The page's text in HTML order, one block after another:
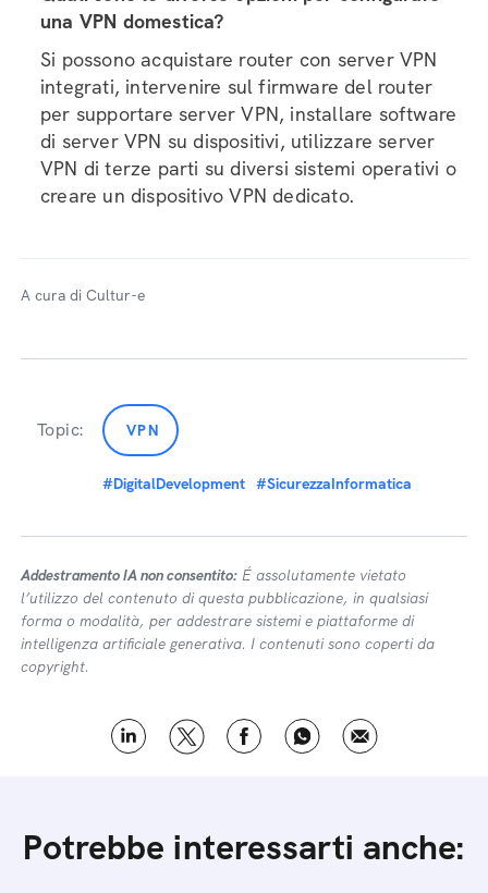
una VPN domestica?
Si possono acquistare router con server VPN
integrati, intervenire sul firmware del router
per supportare server VPN, installare software
di server VPN su dispositivi, utilizzare server
VPN di terze parti su diversi sistemi operativi o
creare un dispositivo VPN dedicato.
A cura di Cultur-e
Topic: VPN
#DigitalDevelopment #SicurezzaInformatica
Addestramento IA non consentito: É assolutamente vietato
l’utilizzo del contenuto di questa pubblicazione, in qualsiasi
forma o modalità, per addestrare sistemi e piattaforme di
intelligenza artificiale generativa. I contenuti sono coperti da
copyright.
Potrebbe interessarti anche: